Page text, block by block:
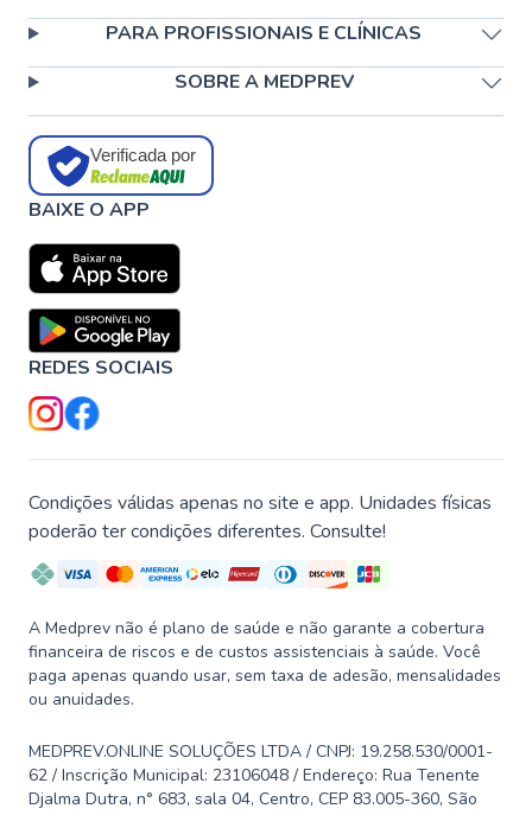
PARA PROFISSIONAIS E CLÍNICAS
SOBRE A MEDPREV
Verificada por
BAIXE O APP
REDES SOCIAIS
Condições válidas apenas no site e app. Unidades físicas
poderão ter condições diferentes. Consulte!
A Medprev não é plano de saúde e não garante a cobertura
financeira de riscos e de custos assistenciais à saúde. Você
paga apenas quando usar, sem taxa de adesão, mensalidades
ou anuidades.
MEDPREV.ONLINE SOLUÇÕES LTDA / CNPJ: 19.258.530/0001-
62 / Inscrição Municipal: 23106048 / Endereço: Rua Tenente
Djalma Dutra, n° 683, sala 04, Centro, CEP 83.005-360, São